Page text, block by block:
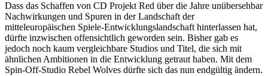
Dass das Schaffen von CD Projekt Red über die Jahre unübersehbar
Nachwirkungen und Spuren in der Landschaft der
mitteleuropäischen Spiele-Entwicklungslandschaft hinterlassen hat,
dürfte inzwischen offensichtlich geworden sein. Bisher gab es
jedoch noch kaum vergleichbare Studios und Titel, die sich mit
ähnlichen Ambitionen in die Entwicklung getraut haben. Mit dem
Spin-Off-Studio Rebel Wolves dürfte sich das nun endgültig ändern.